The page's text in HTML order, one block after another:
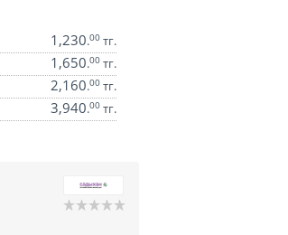
1,230.00тг.
1,650.00тг.
2,160.00тг.
3,940.00тг.